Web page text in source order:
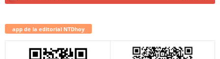
app de la editorial NTDhoy